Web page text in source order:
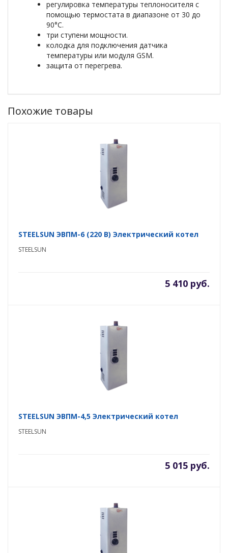
регулировка температуры теплоносителя с
помощью термостата в диапазоне от 30 до
90°C.
три ступени мощности.
колодка для подключения датчика
температуры или модуля GSM.
защита от перегрева.
Похожие товары
STEELSUN ЭВПМ-6 (220 В) Электрический котел
STEELSUN
5 410 руб.
STEELSUN ЭВПМ-4,5 Электрический котел
STEELSUN
5 015 руб.